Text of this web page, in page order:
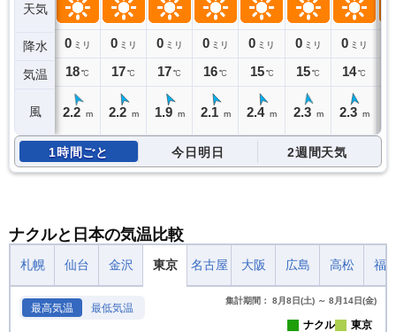
天気
降水
気温
風
0 ミリ
18℃
2.2 m
0 ミリ
17℃
2.2 m
0 ミリ
17℃
1.9 m
0 ミリ
16℃
2.1 m
0 ミリ
15 ℃
2.4 m
0 ミリ
15℃
2.3 m
0 ミリ
14℃
2.3 m
1時間ごと 今日明日 2週間天気
ナクルと日本の気温比較
札幌 仙台 金沢 東京 名古屋 大阪 広島 高松 福
最高気温 最低気温
集計期間： 8月8日(土) ～ 8月14日(金)
ナクル 東京